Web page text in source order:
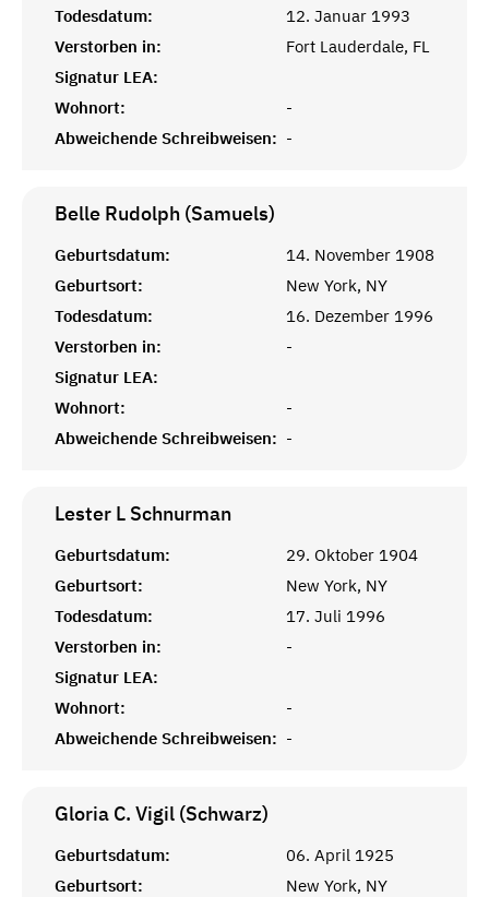
Todesdatum:
12. Januar 1993
Verstorben in:
Fort Lauderdale, FL
Signatur LEA:
Wohnort:
-
Abweichende Schreibweisen: -
Belle Rudolph (Samuels)
Geburtsdatum:
14. November 1908
Geburtsort:
New York, NY
Todesdatum:
16. Dezember 1996
Verstorben in:
-
Signatur LEA:
Wohnort:
-
Abweichende Schreibweisen: -
Lester L Schnurman
Geburtsdatum:
29. Oktober 1904
Geburtsort:
New York, NY
Todesdatum:
17. Juli 1996
Verstorben in:
-
Signatur LEA:
Wohnort:
-
Abweichende Schreibweisen: -
Gloria C. Vigil (Schwarz)
Geburtsdatum:
06. April 1925
Geburtsort:
New York, NY